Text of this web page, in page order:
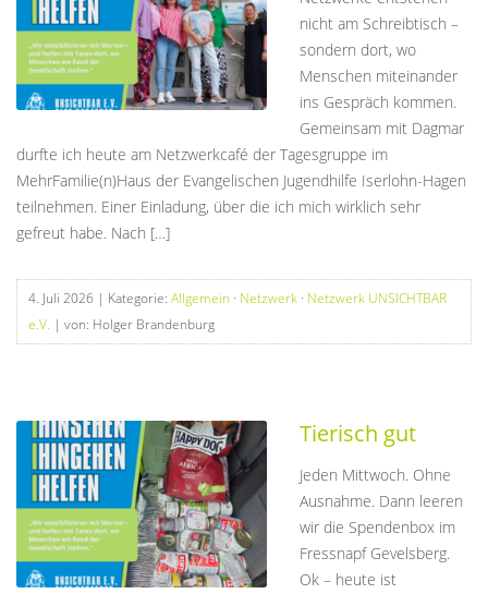
nicht am Schreibtisch –
sondern dort, wo
Menschen miteinander
ins Gespräch kommen.
Gemeinsam mit Dagmar
durfte ich heute am Netzwerkcafé der Tagesgruppe im
MehrFamilie(n)Haus der Evangelischen Jugendhilfe Iserlohn-Hagen
teilnehmen. Einer Einladung, über die ich mich wirklich sehr
gefreut habe. Nach […]
4. Juli 2026 | Kategorie: Allgemein · Netzwerk · Netzwerk UNSICHTBAR
e.V. | von: Holger Brandenburg
Tierisch gut
Jeden Mittwoch. Ohne
Ausnahme. Dann leeren
wir die Spendenbox im
Fressnapf Gevelsberg.
Ok – heute ist